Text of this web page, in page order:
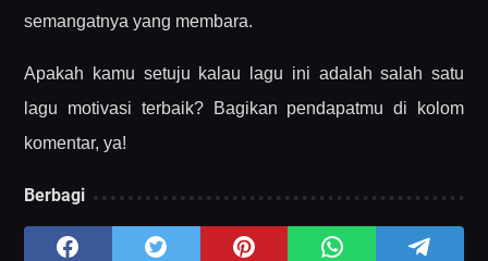
semangatnya yang membara.
Apakah kamu setuju kalau lagu ini adalah salah satu
lagu motivasi terbaik? Bagikan pendapatmu di kolom
komentar, ya!
Berbagi